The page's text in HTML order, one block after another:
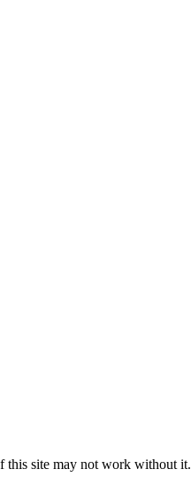
this site may not work without it.